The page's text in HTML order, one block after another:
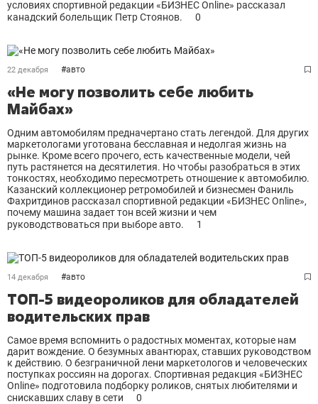
условиях спортивной редакции «БИЗНЕС Online» рассказал
канадский болельщик Петр Стоянов.
0
22 декабря #авто
«Не могу позволить себе любить
Майбах»
Одним автомобилям предначертано стать легендой. Для других
маркетологами уготована бесславная и недолгая жизнь на
рынке. Кроме всего прочего, есть качественные модели, чей
путь растянется на десятилетия. Но чтобы разобраться в этих
тонкостях, необходимо пересмотреть отношение к автомобилю.
Казанский коллекционер ретромобилей и бизнесмен Фаниль
Фахритдинов рассказал спортивной редакции «БИЗНЕС Online»,
почему машина задает тон всей жизни и чем
руководствоваться при выборе авто.
1
14 декабря #авто
ТОП-5 видеороликов для обладателей
водительских прав
Самое время вспомнить о радостных моментах, которые нам
дарит вождение. О безумных авантюрах, ставших руководством
к действию. О безграничной лени маркетологов и человеческих
поступках россиян на дорогах. Спортивная редакция «БИЗНЕС
Online» подготовила подборку роликов, снятых любителями и
снискавших славу в сети
0